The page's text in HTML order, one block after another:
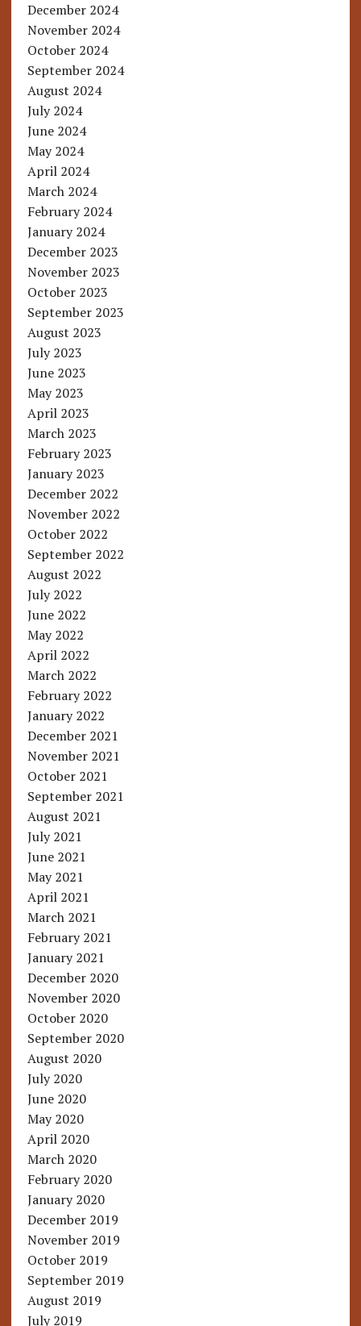
December 2024
November 2024
October 2024
September 2024
August 2024
July 2024
June 2024
May 2024
April 2024
March 2024
February 2024
January 2024
December 2023
November 2023
October 2023
September 2023
August 2023
July 2023
June 2023
May 2023
April 2023
March 2023
February 2023
January 2023
December 2022
November 2022
October 2022
September 2022
August 2022
July 2022
June 2022
May 2022
April 2022
March 2022
February 2022
January 2022
December 2021
November 2021
October 2021
September 2021
August 2021
July 2021
June 2021
May 2021
April 2021
March 2021
February 2021
January 2021
December 2020
November 2020
October 2020
September 2020
August 2020
July 2020
June 2020
May 2020
April 2020
March 2020
February 2020
January 2020
December 2019
November 2019
October 2019
September 2019
August 2019
July 2019